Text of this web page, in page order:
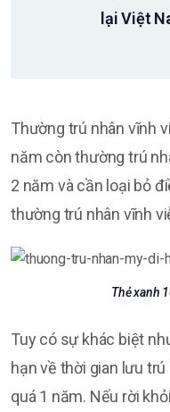
lại Việt
Thường trú nhân vĩnh
năm còn thường trú
2 năm và cần loại bỏ
thường trú nhân vĩnh
Thẻ xanh
Tuy có sự khác biệt
hạn về thời gian lưu
quá 1 năm. Nếu rời